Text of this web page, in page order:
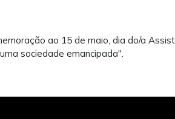
ao 15 de maio, dia do/a
sociedade emancipada".